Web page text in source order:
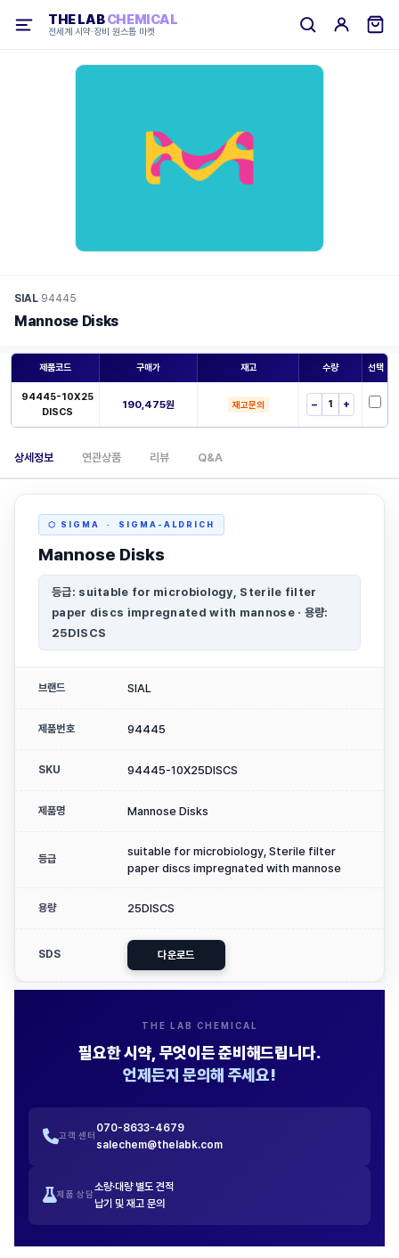
THE LABCHEMICAL
전세계 시약·장비 원스톱 마켓
SIAL·94445
Mannose Disks
제품코드 구매가 재고 수량 선택
94445-10X25
DISCS
190,475원 재고문의 − +
상세정보 연관상품 리뷰 Q&A
⬡ SIGMA · SIGMA-ALDRICH
Mannose Disks
등급: suitable for microbiology, Sterile filter
paper discs impregnated with mannose · 용량:
25DISCS
브랜드 SIAL
제품번호 94445
SKU 94445-10X25DISCS
제품명 Mannose Disks
등급
suitable for microbiology, Sterile filter
paper discs impregnated with mannose
용량 25DISCS
SDS 다운로드
THE LAB CHEMICAL
필요한 시약, 무엇이든 준비해드립니다.
언제든지 문의해 주세요!
고객 센터
070-8633-4679
salechem@thelabk.com
제품 상담
소량·대량 별도 견적
납기 및 재고 문의